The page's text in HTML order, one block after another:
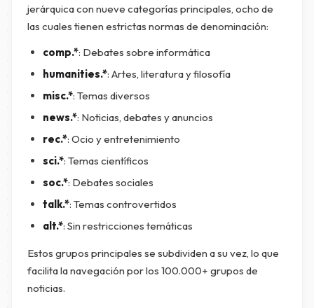
jerárquica con nueve categorías principales, ocho de
las cuales tienen estrictas normas de denominación:
comp.*: Debates sobre informática
humanities.*: Artes, literatura y filosofía
misc.*: Temas diversos
news.*: Noticias, debates y anuncios
rec.*: Ocio y entretenimiento
sci.*: Temas científicos
soc.*: Debates sociales
talk.*: Temas controvertidos
alt.*: Sin restricciones temáticas
Estos grupos principales se subdividen a su vez, lo que
facilita la navegación por los 100.000+ grupos de
noticias.